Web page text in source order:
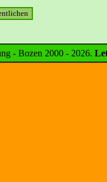
- Bozen 2000 - 2026.